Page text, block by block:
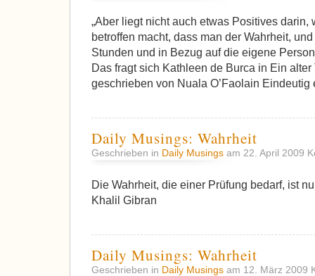
„Aber liegt nicht auch etwas Positives darin,
betroffen macht, dass man der Wahrheit,
Stunden und in Bezug auf die eigene
Das fragt sich Kathleen de Burca in Ein alter
geschrieben von Nuala O’Faolain
Daily Musings: Wahrheit
Geschrieben in Daily Musings am 22. April 2009
Die Wahrheit, die einer Prüfung bedarf, ist
Khalil Gibran
Daily Musings: Wahrheit
Geschrieben in Daily Musings am 12. März 2009